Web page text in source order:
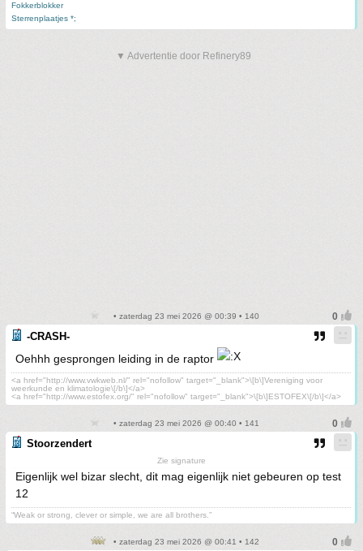
Fokkerblokker
Sterrenplaatjes *;
▼ Advertentie door Refinery89
• zaterdag 23 mei 2026 @ 00:39 • 140
-CRASH-
Oehhh gesprongen leiding in de raptor
<a href="http://www.vwkweb.nl/" rel="nofollow" target="_blank">\[b\]Vereniging voor
weerkunde en klimatologie\[/b\]</a>
<a href="http://www.estofex.org/" rel="nofollow" target="_blank">\[b\]ESTOFEX\[/b\]</a>
• zaterdag 23 mei 2026 @ 00:40 • 141
Stoorzendert
Zie signature
Eigenlijk wel bizar slecht, dit mag eigenlijk niet gebeuren op test
12
“Weak or strong, clever or simple, we are all brothers.”
• zaterdag 23 mei 2026 @ 00:41 • 142